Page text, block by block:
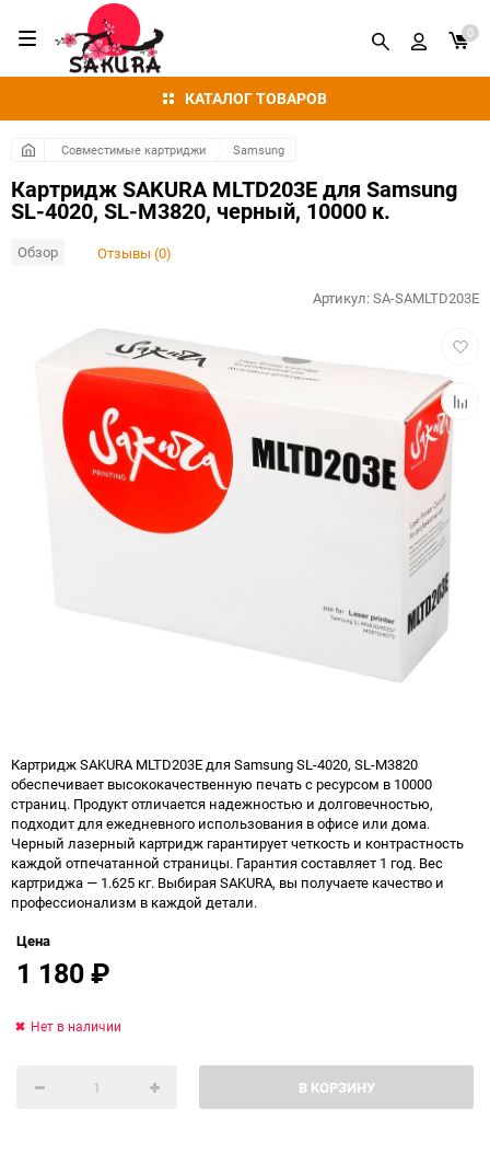
КАТАЛОГ ТОВАРОВ
0
Совместимые картриджи Samsung
Картридж SAKURA MLTD203E для Samsung
SL-4020, SL-M3820, черный, 10000 к.
Обзор Отзывы (0)
к
Артикул:SA-SAMLTD203E
Картридж SAKURA MLTD203E для Samsung SL-4020, SL-M3820
обеспечивает высококачественную печать с ресурсом в 10000
страниц. Продукт отличается надежностью и долговечностью,
подходит для ежедневного использования в офисе или дома.
Черный лазерный картридж гарантирует четкость и контрастность
каждой отпечатанной страницы. Гарантия составляет 1 год. Вес
картриджа — 1.625 кг. Выбирая SAKURA, вы получаете качество и
профессионализм в каждой детали.
Цена
1 180₽
В КОРЗИНУ
Нет в наличии